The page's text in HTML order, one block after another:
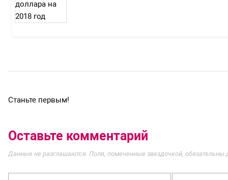
Станьте первым!
Оставьте комментарий
Данные не разглашаются. Поля, помеченные звездочкой, обязательны